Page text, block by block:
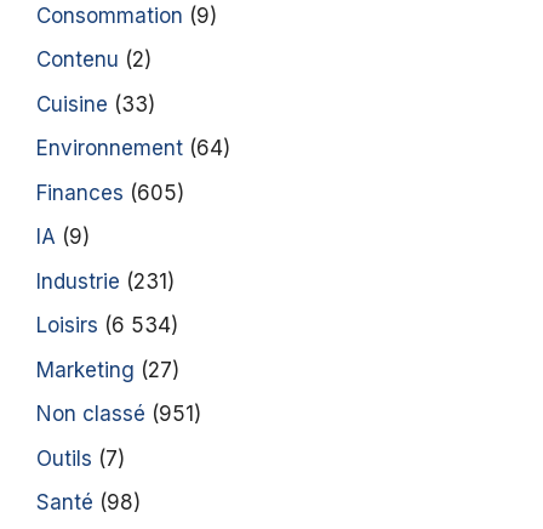
Consommation (9)
Contenu (2)
Cuisine (33)
Environnement (64)
Finances (605)
IA (9)
Industrie (231)
Loisirs (6 534)
Marketing (27)
Non classé (951)
Outils (7)
Santé (98)